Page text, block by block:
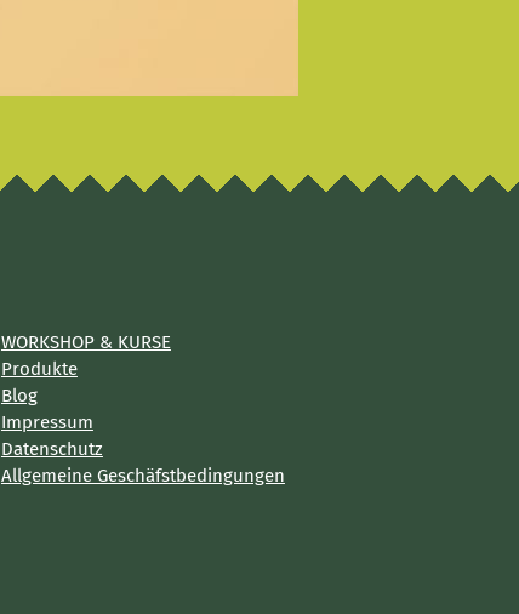
WORKSHOP & KURSE
Produkte
Blog
Impressum
Datenschutz
Allgemeine Geschäfstbedingungen